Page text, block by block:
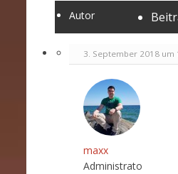
Autor
3. September 2018 um
maxx
Administrato